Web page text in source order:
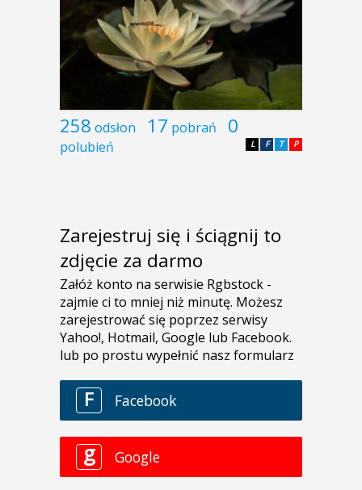
258 odsłon 17 pobrań 0
polubień P
T
F
L
Zarejestruj się i ściągnij to
zdjęcie za darmo